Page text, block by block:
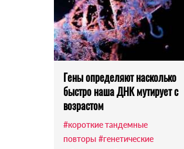
Гены определяют насколько
быстро наша ДНК мутирует с
возрастом
#короткие тандемные
повторы #генетические